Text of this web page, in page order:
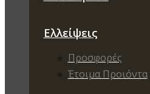
Ελλείψεις
Προσφορές
Έτοιμα Προιόντα